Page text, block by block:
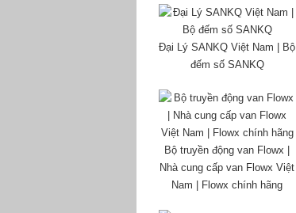
Đại Lý SANKQ Việt Nam | Bộ
đếm số SANKQ
Bộ truyền động van Flowx |
Nhà cung cấp van Flowx Việt
Nam | Flowx chính hãng